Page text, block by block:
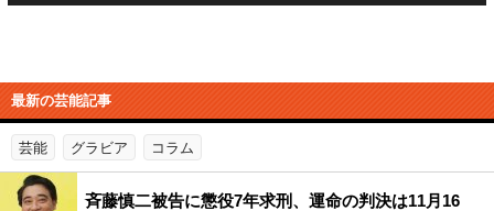
最新の芸能記事
芸能 グラビア コラム
斉藤慎二被告に懲役7年求刑、運命の判決は11月16